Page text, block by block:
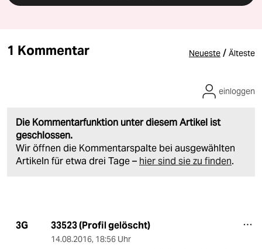
1 Kommentar Neueste / Älteste
Die Kommentarfunktion unter diesem Artikel ist
geschlossen.
Wir öffnen die Kommentarspalte bei ausgewählten
Artikeln für etwa drei Tage – hier sind sie zu finden.
einloggen
3G 33523 (Profil gelöscht)
14.08.2016, 18:56 Uhr